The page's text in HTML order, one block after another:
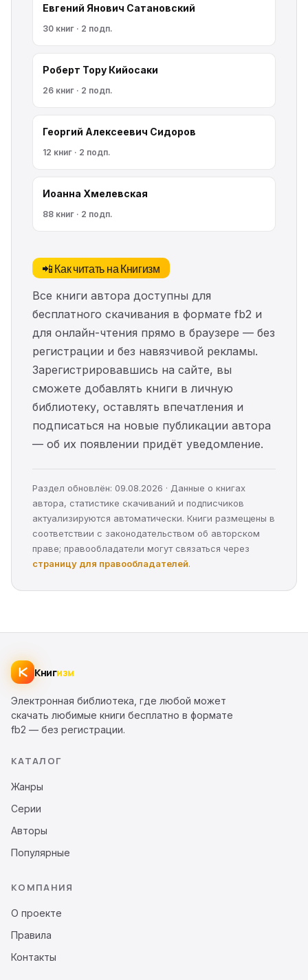
Евгений Янович Сатановский
30 книг · 2 подп.
Роберт Тору Кийосаки
26 книг · 2 подп.
Георгий Алексеевич Сидоров
12 книг · 2 подп.
Иоанна Хмелевская
88 книг · 2 подп.
📲 Как читать на Книгизм
Все книги автора доступны для
бесплатного скачивания в формате fb2 и
для онлайн-чтения прямо в браузере — без
регистрации и без навязчивой рекламы.
Зарегистрировавшись на сайте, вы
сможете добавлять книги в личную
библиотеку, оставлять впечатления и
подписаться на новые публикации автора
— об их появлении придёт уведомление.
Раздел обновлён: 09.08.2026 · Данные о книгах
автора, статистике скачиваний и подписчиков
актуализируются автоматически. Книги размещены в
соответствии с законодательством об авторском
праве; правообладатели могут связаться через
страницу для правообладателей.
Книгизм
Электронная библиотека, где любой может
скачать любимые книги бесплатно в формате
fb2 — без регистрации.
КАТАЛОГ
Жанры
Серии
Авторы
Популярные
КОМПАНИЯ
О проекте
Правила
Контакты